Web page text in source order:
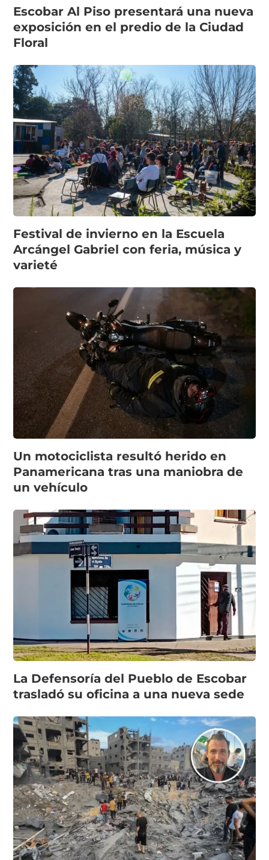
Escobar Al Piso presentará una nueva
exposición en el predio de la Ciudad
Floral
Festival de invierno en la Escuela
Arcángel Gabriel con feria, música y
varieté
Un motociclista resultó herido en
Panamericana tras una maniobra de
un vehículo
La Defensoría del Pueblo de Escobar
trasladó su oficina a una nueva sede